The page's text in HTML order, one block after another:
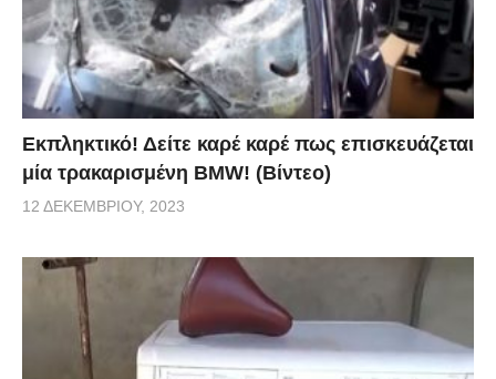
Εκπληκτικό! Δείτε καρέ καρέ πως επισκευάζεται
μία τρακαρισμένη BMW! (Βίντεο)
12 ΔΕΚΕΜΒΡΊΟΥ, 2023